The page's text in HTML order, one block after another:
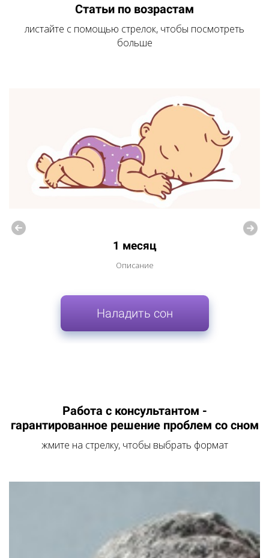
Статьи по возрастам
листайте с помощью стрелок, чтобы посмотреть
больше
1 месяц
Описание
Наладить сон
Работа с консультантом -
гарантированное решение проблем со сном
жмите на стрелку, чтобы выбрать формат